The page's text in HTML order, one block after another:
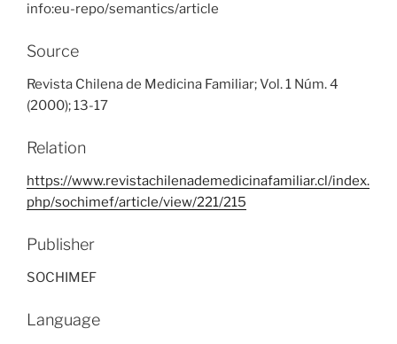
info:eu-repo/semantics/article
Source
Revista Chilena de Medicina Familiar; Vol. 1 Núm. 4
(2000); 13-17
Relation
https://www.revistachilenademedicinafamiliar.cl/index.
php/sochimef/article/view/221/215
Publisher
SOCHIMEF
Language